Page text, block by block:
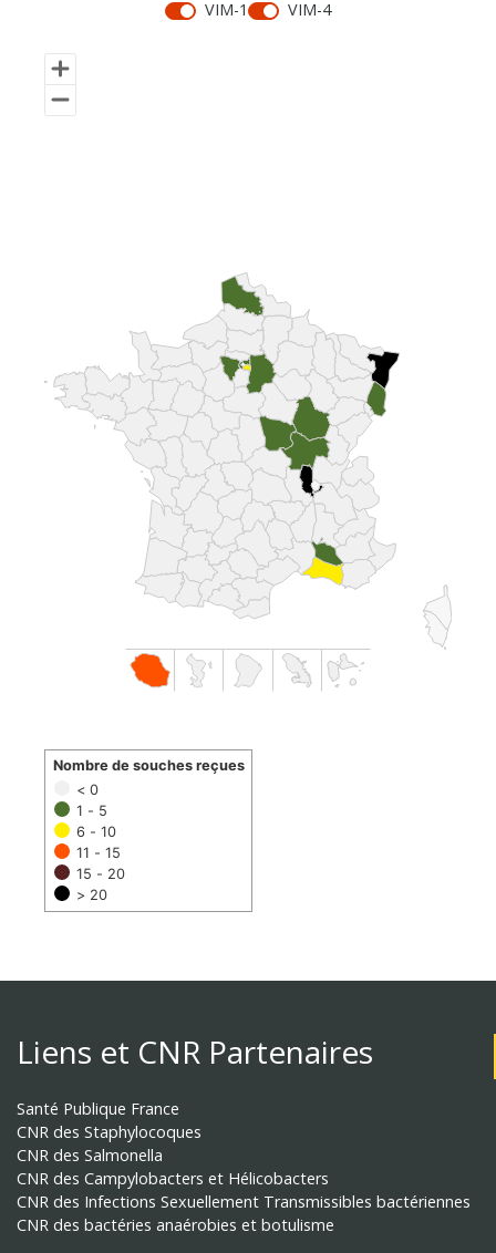
VIM-1
VIM-4
< 0
1 - 5
6 - 10
11 - 15
15 - 20
> 20
Nombre de souches reçues
Liens et CNR Partenaires
Santé Publique France
CNR des Staphylocoques
CNR des Salmonella
CNR des Campylobacters et Hélicobacters
CNR des Infections Sexuellement Transmissibles bactériennes
CNR des bactéries anaérobies et botulisme